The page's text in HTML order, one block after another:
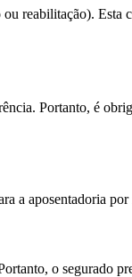
reabilitação). Esta
Portanto, é
a aposentadoria
o segurado